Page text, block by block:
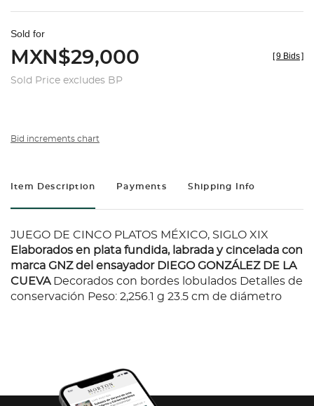
Sold for
MXN$29,000
Sold Price excludes BP
[9 Bids]
Bid increments chart
Item Description Payments Shipping Info
JUEGO DE CINCO PLATOS MÉXICO, SIGLO XIX
Elaborados en plata fundida, labrada y cincelada con
marca GNZ del ensayador DIEGO GONZÁLEZ DE LA
CUEVADecorados con bordes lobulados Detalles de
conservación Peso: 2,256.1 g 23.5 cm de diámetro